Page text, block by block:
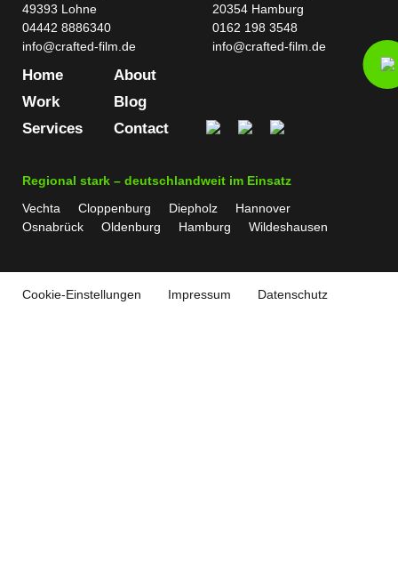
49393 Lohne
04442 8886340
info@crafted-film.de
20354 Hamburg
0162 198 3548
info@crafted-film.de
Home
Work
Services
About
Blog
Contact
Regional stark – deutschlandweit im Einsatz
Vechta
Cloppenburg Diepholz
Hannover
Osnabrück
Oldenburg Hamburg Wildeshausen
Cookie-Einstellungen Impressum Datenschutz